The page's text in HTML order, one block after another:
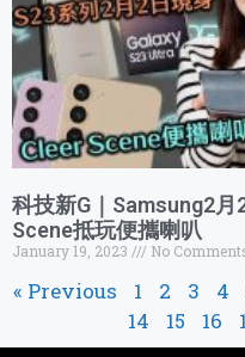
科技新G｜Samsung2
Scene抵玩便攜喇叭
January 19, 2023 No
« Previous 1 2 3 4
14
15 16